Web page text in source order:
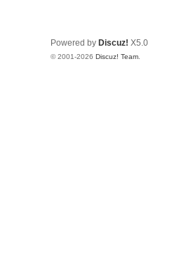
Powered by Discuz! X5.0
© 2001-2026 Discuz! Team